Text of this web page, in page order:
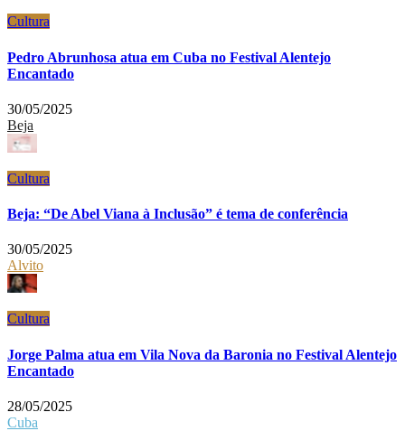
Cultura
Pedro Abrunhosa atua em Cuba no Festival Alentejo
Encantado
30/05/2025
Beja
Cultura
Beja: “De Abel Viana à Inclusão” é tema de conferência
30/05/2025
Alvito
Cultura
Jorge Palma atua em Vila Nova da Baronia no Festival Alentejo
Encantado
28/05/2025
Cuba